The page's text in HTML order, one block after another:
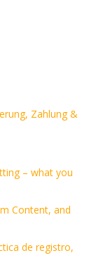
Zahlung &
– what you
Content, and
de registro,